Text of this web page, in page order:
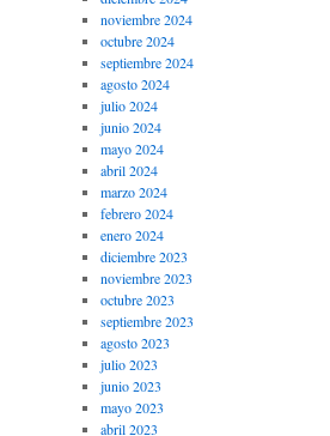
noviembre 2024
octubre 2024
septiembre 2024
agosto 2024
julio 2024
junio 2024
mayo 2024
abril 2024
marzo 2024
febrero 2024
enero 2024
diciembre 2023
noviembre 2023
octubre 2023
septiembre 2023
agosto 2023
julio 2023
junio 2023
mayo 2023
abril 2023